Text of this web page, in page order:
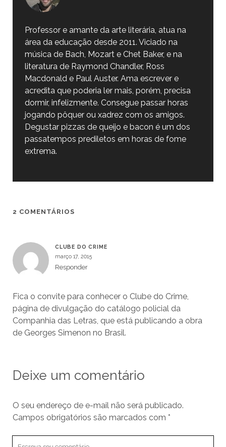
Professor e amante da arte literária, atua na
área da educação desde 2011. Viciado na
música de Bach, Mozart e Chet Baker, e na
literatura de Raymond Chandler, Ross
Macdonald e Paul Auster. Ama escrever e
acredita que poderia ler mais, porém, precisa
dormir, infelizmente. Consegue passar horas
jogando pôquer ou xadrez com os amigos.
Degustar pizzas de queijo e bacon é um dos
passatempos prediletos em horas de fome
extrema.
2 COMENTÁRIOS
CLUBE DO CRIME
março 17, 2015
Responder
Fica o convite para conhecer o Clube do Crime,
página de divulgação do catálogo policial da
Companhia das Letras, que está publicando a obra
de Georges Simenon no Brasil.
Deixe um comentário
O seu endereço de e-mail não será publicado.
Campos obrigatórios são marcados com *